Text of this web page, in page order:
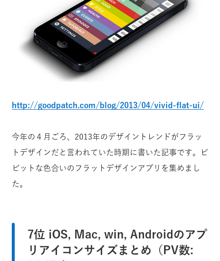
http://goodpatch.com/blog/2013/04/vivid-flat-ui/
今年の４月ごろ、2013年のデザイントレンドがフラッ
トデザインだと言われていた時期に書いた記事です。ビ
ビットな色合いのフラットデザインアプリを集めまし
た。
7位 iOS, Mac, win, Androidのアプ
リアイコンサイズまとめ（PV数: